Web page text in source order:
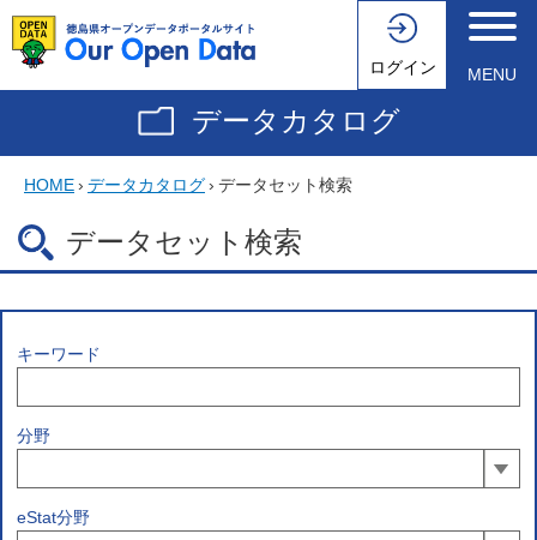
ログイン MENU
データカタログ
HOME› データカタログ› データセット検索
データセット検索
キーワード
分野
eStat分野